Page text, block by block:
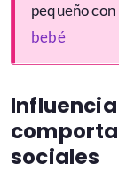
pequeño
bebé
sociales